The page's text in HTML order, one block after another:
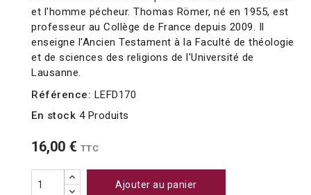
et l'homme pécheur. Thomas Römer, né en 1955, est
professeur au Collège de France depuis 2009. Il
enseigne l'Ancien Testament à la Faculté de théologie
et de sciences des religions de l'Université de
Lausanne.
Référence: LEFD170
En stock 4 Produits
16,00 € TTC
Ajouter au panier